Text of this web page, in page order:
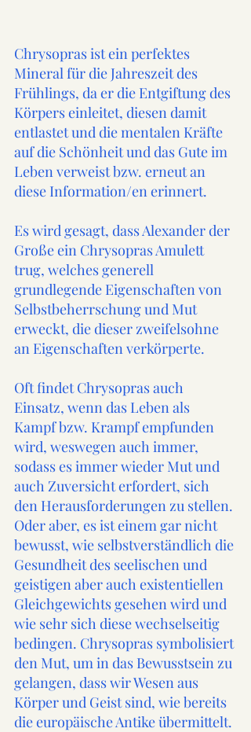
Chrysopras ist ein perfektes
Mineral für die Jahreszeit des
Frühlings, da er die Entgiftung des
Körpers einleitet, diesen damit
entlastet und die mentalen Kräfte
auf die Schönheit und das Gute im
Leben verweist bzw. erneut an
diese Information/en erinnert.
Es wird gesagt, dass Alexander der
Große ein Chrysopras Amulett
trug, welches generell
grundlegende Eigenschaften von
Selbstbeherrschung und Mut
erweckt, die dieser zweifelsohne
an Eigenschaften verkörperte.
Oft findet Chrysopras auch
Einsatz, wenn das Leben als
Kampf bzw. Krampf empfunden
wird, weswegen auch immer,
sodass es immer wieder Mut und
auch Zuversicht erfordert, sich
den Herausforderungen zu stellen.
Oder aber, es ist einem gar nicht
bewusst, wie selbstverständlich die
Gesundheit des seelischen und
geistigen aber auch existentiellen
Gleichgewichts gesehen wird und
wie sehr sich diese wechselseitig
bedingen. Chrysopras symbolisiert
den Mut, um in das Bewusstsein zu
gelangen, dass wir Wesen aus
Körper und Geist sind, wie bereits
die europäische Antike übermittelt.